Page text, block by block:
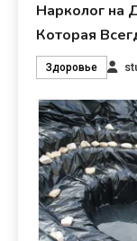
Нарколог на
Которая
Здоровье